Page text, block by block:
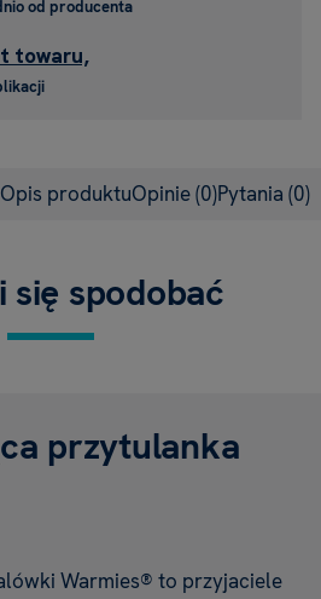
od producenta
towaru,
Opis produktuOpinie(0)Pytania (0)
się spodobać
przytulanka
Warmies® to przyjaciele